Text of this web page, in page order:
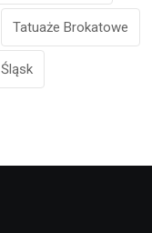
Tatuaże Brokatowe
Śląsk